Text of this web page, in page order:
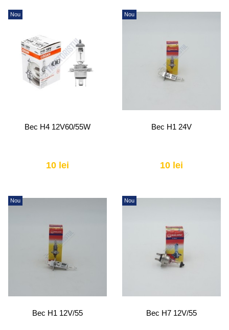
Nou
Bec H4 12V60/55W
10 lei
Nou
Bec H1 24V
10 lei
Nou
Bec H1 12V/55
Nou
Bec H7 12V/55